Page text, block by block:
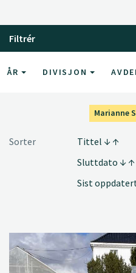
Filtrér
ÅR DIVISJON
Marianne
Sorter
Tittel
Sluttdato
Sist